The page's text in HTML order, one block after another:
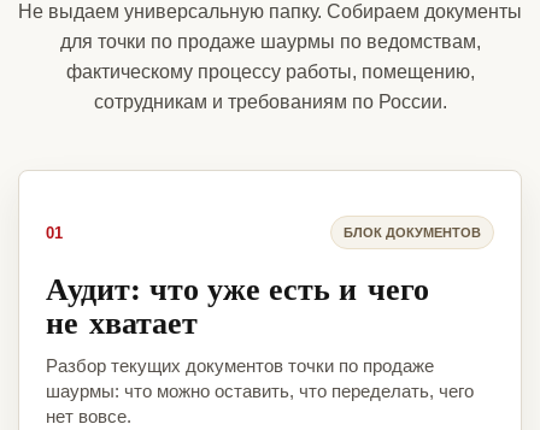
Не выдаем универсальную папку. Собираем документы
для точки по продаже шаурмы по ведомствам,
фактическому процессу работы, помещению,
сотрудникам и требованиям по России.
01 БЛОК ДОКУМЕНТОВ
Аудит: что уже есть и чего
не хватает
Разбор текущих документов точки по продаже
шаурмы: что можно оставить, что переделать, чего
нет вовсе.